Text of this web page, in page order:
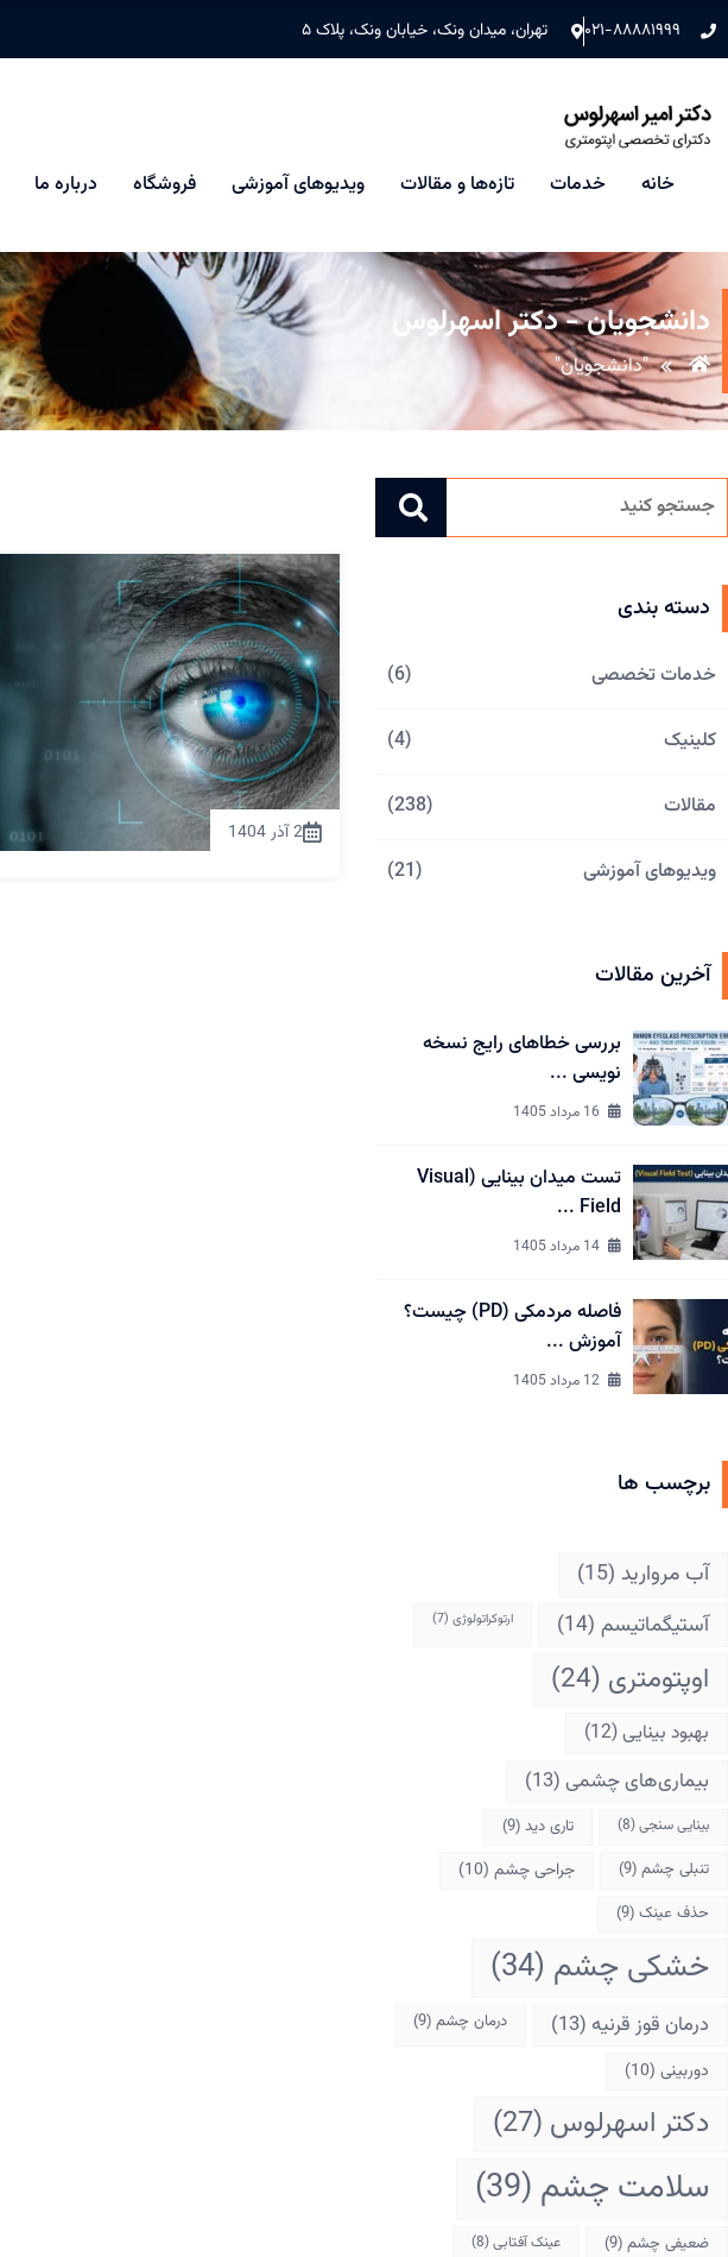
۰۲۱-۸۸۸۸۱۹۹۹ تهران، میدان ونک، خیابان ونک، پلاک ۵
خانه خدمات تازه‌ها و مقالات ویدیوهای آموزشی فروشگاه درباره ما
دانشجویان - دکتر اسهرلوس
"دانشجویان"
دسته بندی
خدمات تخصصی (6)
کلینیک (4)
مقالات (238)
ویدیوهای آموزشی (21)
آخرین مقالات
بررسی خطاهای رایج نسخه
نویسی ...
تست میدان بینایی (Visual
Field ...
فاصله مردمکی (PD) چیست؟
آموزش ...
برچسب ها
آب مروارید (15)
آستیگماتیسم (14) ارتوکراتولوژی (7)
اوپتومتری (24)
بهبود بینایی(12)
بیماری‌های چشمی(13)
بینایی سنجی(8) تاری دید (9)
تنبلی چشم (9) جراحی چشم (10)
حذف عینک (9)
خشکی چشم (34)
درمان قوز قرنیه(13) درمان چشم (9)
دوربینی (10)
دکتر اسهرلوس (27)
سلامت چشم (39)
ضعیفی چشم (9) عینک آفتابی(8)
2 آذر 1404